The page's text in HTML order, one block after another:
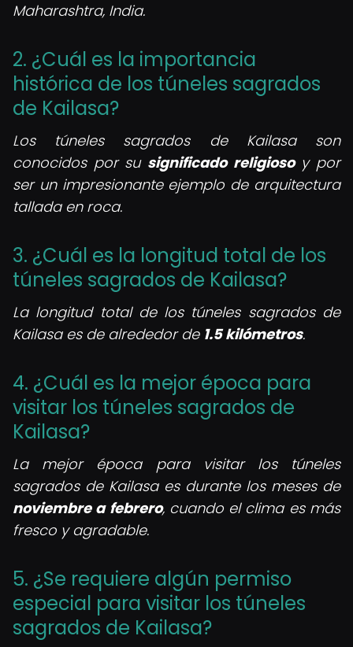
Maharashtra, India.
2. ¿Cuál es la importancia
histórica de los túneles sagrados
de Kailasa?
Los túneles sagrados de Kailasa son
conocidos por su significado religiosoy por
ser un impresionante ejemplo de arquitectura
tallada en roca.
3. ¿Cuál es la longitud total de los
túneles sagrados de Kailasa?
La longitud total de los túneles sagrados de
Kailasa es de alrededor de 1.5 kilómetros.
4. ¿Cuál es la mejor época para
visitar los túneles sagrados de
Kailasa?
La mejor época para visitar los túneles
sagrados de Kailasa es durante los meses de
noviembre a febrero, cuando el clima es más
fresco y agradable.
5. ¿Se requiere algún permiso
especial para visitar los túneles
sagrados de Kailasa?